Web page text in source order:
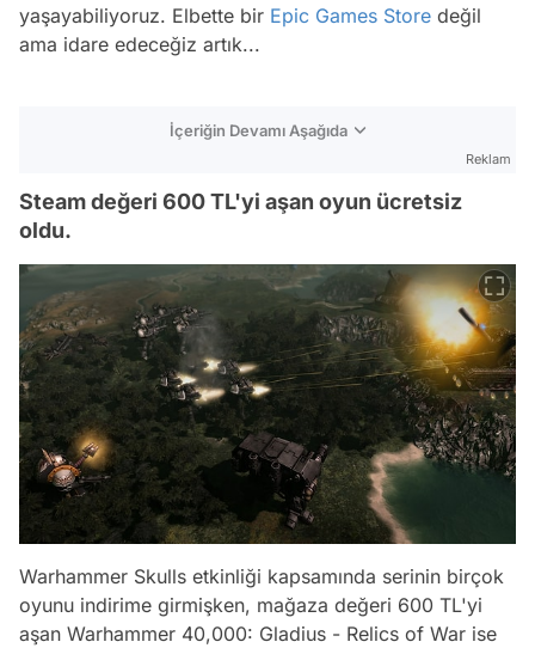
yaşayabiliyoruz. Elbette bir Epic Games Store değil
ama idare edeceğiz artık...
İçeriğin Devamı Aşağıda
Reklam
Steam değeri 600 TL'yi aşan oyun ücretsiz
oldu.
Warhammer Skulls etkinliği kapsamında serinin birçok
oyunu indirime girmişken, mağaza değeri 600 TL'yi
aşan Warhammer 40,000: Gladius - Relics of War ise